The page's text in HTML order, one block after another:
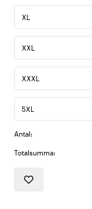
XL
XXL
XXXL
5XL
Antal:
Totalsumma: